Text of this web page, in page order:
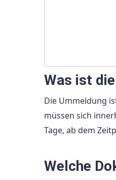
Was ist
Die Ummeldung
müssen sich
Tage, ab dem
Welche